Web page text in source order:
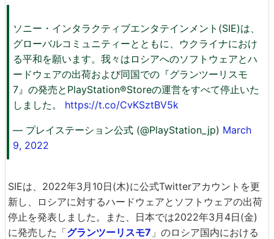
ソニー・インタラクティブエンタテインメント(SIE)は、
グローバルコミュニティーとともに、ウクライナにおけ
る平和を願います。我々はロシアへのソフトウェアとハ
ードウェアの出荷および同国での『グランツーリスモ
7』の発売とPlayStation®Storeの運営をすべて停止いた
しました。 https://t.co/CvKSztBV5k
— プレイステーション公式 (@PlayStation_jp) March
9, 2022
SIEは、2022年3月10日(木)に公式Twitterアカウントを更
新し、ロシアに対するハードウェアとソフトウェアの出荷
停止を発表しました。また、日本では2022年3月4日(金)
に発売した「グランツーリスモ7 」のロシア国内における